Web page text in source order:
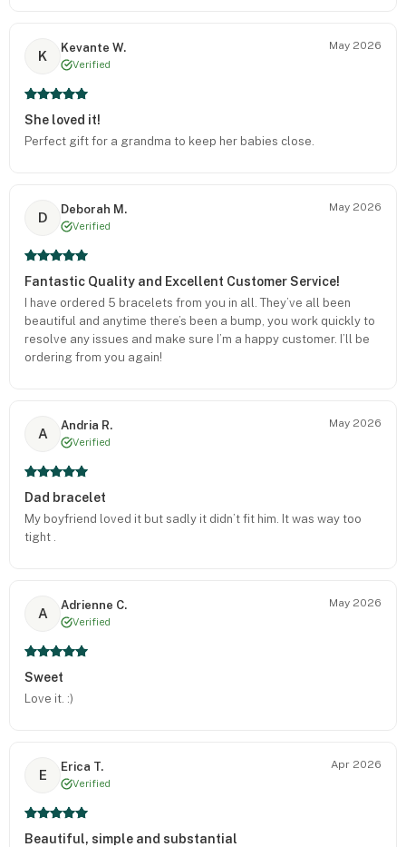
K
Kevante W.
Verified
May 2026
She loved it!
Perfect gift for a grandma to keep her babies close.
D
Deborah M.
Verified
May 2026
Fantastic Quality and Excellent Customer Service!
I have ordered 5 bracelets from you in all. They’ve all been
beautiful and anytime there’s been a bump, you work quickly to
resolve any issues and make sure I’m a happy customer. I’ll be
ordering from you again!
A
Andria R.
Verified
May 2026
Dad bracelet
My boyfriend loved it but sadly it didn’t fit him. It was way too
tight .
A
Adrienne C.
Verified
May 2026
Sweet
Love it. :)
E
Erica T.
Verified
Apr 2026
Beautiful, simple and substantial